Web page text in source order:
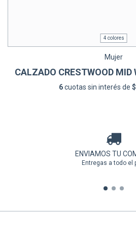
4 colores
Mujer
CALZADO CRESTWOOD
6cuotas sin interés de
ENVIAMOS TU
Entregas a todo el